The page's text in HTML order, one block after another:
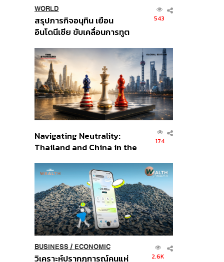
WORLD
สรุปภารกิจอนุทิน เยือน
อินโดนีเซีย ขับเคลื่อนการทูต
ส่วนยุทธศาสตร์ไทย –
อินโดนีเซีย
543
Navigating Neutrality:
Thailand and China in the
Order
174
BUSINESS/ ECONOMIC
วิเคราะห์ปรากฏการณ์คนแห่ 2.6K